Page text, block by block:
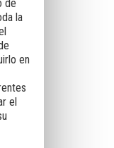
de
la
en
el